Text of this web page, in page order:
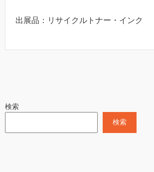
出展品：リサイクルトナー・インク
検索
検索